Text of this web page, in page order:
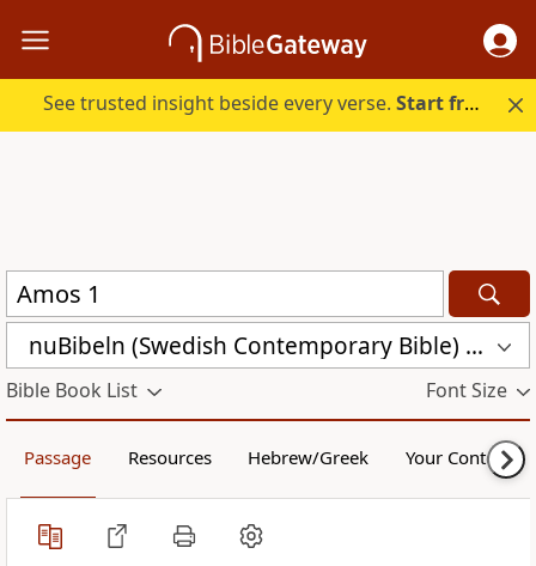
See trusted insight beside every verse.Start free.
nuBibeln (Swedish Contemporary Bible) (NUB)
Bible Book List Font Size
Passage Resources Hebrew/Greek Your Content